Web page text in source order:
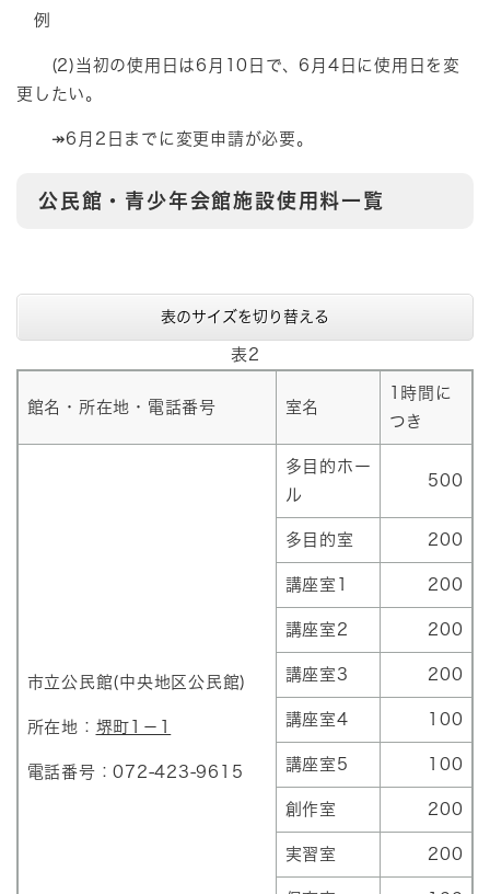
例
(2)当初の使用日は6月10日で、6月4日に使用日を変
更したい。
↠6月2日までに変更申請が必要。
公民館・青少年会館施設使用料一覧
表のサイズを切り替える
表2
館名・所在地・電話番号 室名
1時間に
つき
市立公民館(中央地区公民館)
所在地： 堺町1－1
電話番号：072-423-9615
多目的ホー
ル
500
多目的室 200
講座室1 200
講座室2 200
講座室3 200
講座室4 100
講座室5 100
創作室 200
実習室 200